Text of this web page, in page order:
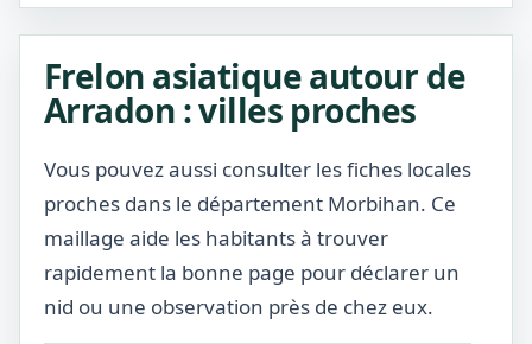
Frelon asiatique autour de
Arradon : villes proches
Vous pouvez aussi consulter les fiches locales
proches dans le département Morbihan. Ce
maillage aide les habitants à trouver
rapidement la bonne page pour déclarer un
nid ou une observation près de chez eux.